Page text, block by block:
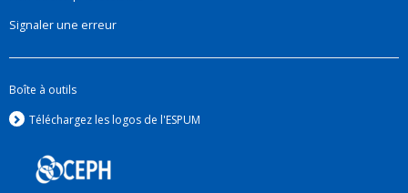
Signaler une erreur
Boîte à outils
Téléchargez les logos de l'ESPUM